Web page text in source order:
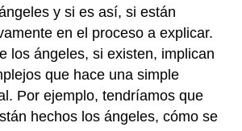
y si es así, si están
en el proceso a explicar.
los ángeles, si existen, implican
que hace una simple
Por ejemplo, tendríamos que
hechos los ángeles, cómo se